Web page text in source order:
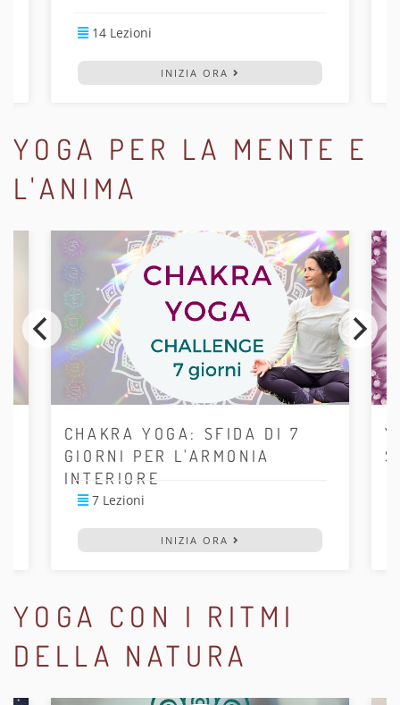
14 Lezioni
INIZIA ORA
YOGA PER LA MENTE E
L'ANIMA
CHAKRA YOGA: SFIDA DI 7
GIORNI PER L'ARMONIA
INTERIORE
7 Lezioni
INIZIA ORA
YOGA CON I RITMI
DELLA NATURA